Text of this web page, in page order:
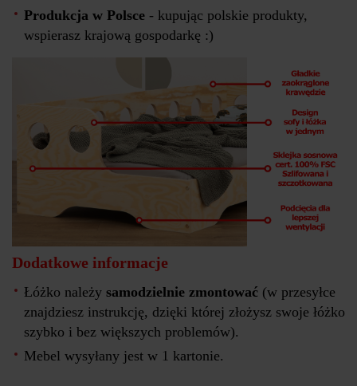
Produkcja w Polsce - kupując polskie produkty,
wspierasz krajową gospodarkę :)
Dodatkowe informacje
Łóżko należy samodzielnie zmontować (w przesyłce
znajdziesz instrukcję, dzięki której złożysz swoje łóżko
szybko i bez większych problemów).
Mebel wysyłany jest w 1 kartonie.